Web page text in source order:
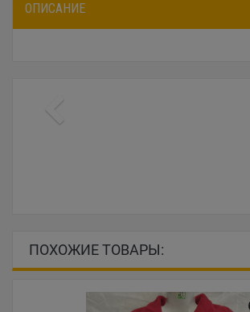
ОПИСАНИЕ
ПОХОЖИЕ ТОВАРЫ: